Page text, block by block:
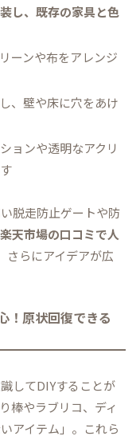
し、既存の家具と色
ーンや布をアレンジ
、壁や床に穴をあけ
ョンや透明なアクリ
脱走防止ゲートや防
天市場の口コミで人
さらにアイデアが広
！原状回復できる
してDIYすることが
棒やラブリコ、ディ
アイテム」。これら